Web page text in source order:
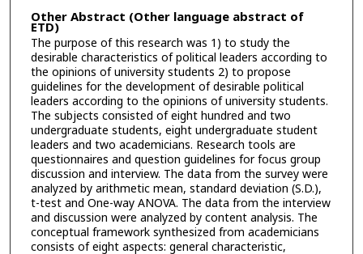
Other Abstract (Other language abstract of
ETD)
The purpose of this research was 1) to study the
desirable characteristics of political leaders according to
the opinions of university students 2) to propose
guidelines for the development of desirable political
leaders according to the opinions of university students.
The subjects consisted of eight hundred and two
undergraduate students, eight undergraduate student
leaders and two academicians. Research tools are
questionnaires and question guidelines for focus group
discussion and interview. The data from the survey were
analyzed by arithmetic mean, standard deviation (S.D.),
t-test and One-way ANOVA. The data from the interview
and discussion were analyzed by content analysis. The
conceptual framework synthesized from academicians
consists of eight aspects: general characteristic,